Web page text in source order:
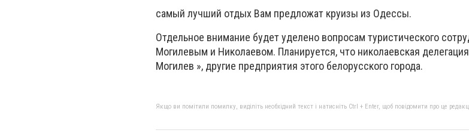
самый лучший отдых Вам предложат круизы из Одессы.
Отдельное внимание будет уделено вопросам туристического
Могилевым и Николаевом. Планируется, что николаевская
Могилев », другие предприятия этого белорусского города.
Якщо ви помітили помилку, виділіть необхідний текст і натисніть Ctrl + Enter, щоб повідомити про це